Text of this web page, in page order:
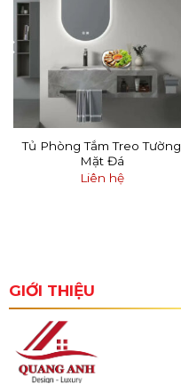
Tủ Phòng Tắm Treo Tường
Mặt Đá
Liên hệ
GIỚI THIỆU